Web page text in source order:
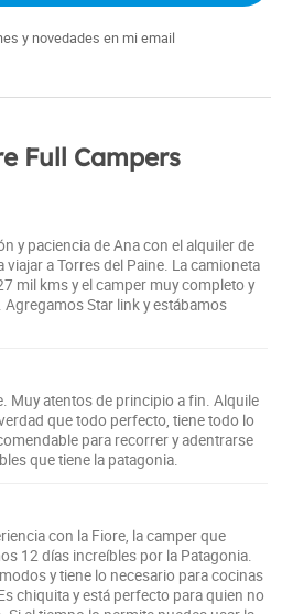
y novedades en mi email
Full Campers
y paciencia de Ana con el alquiler de
viajar a Torres del Paine. La camioneta
mil kms y el camper muy completo y
Agregamos Star link y estábamos
Muy atentos de principio a fin. Alquile
que todo perfecto, tiene todo lo
para recorrer y adentrarse
que tiene la patagonia.
con la Fiore, la camper que
12 días increíbles por la Patagonia.
y tiene lo necesario para cocinas
chiquita y está perfecto para quien no